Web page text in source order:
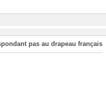
pas au drapeau français